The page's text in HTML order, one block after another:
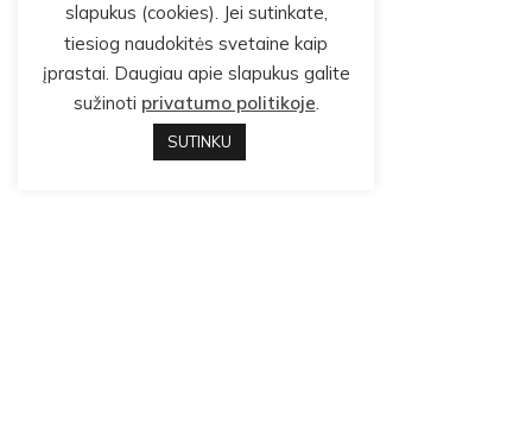
slapukus (cookies). Jei sutinkate,
tiesiog naudokitės svetaine kaip
įprastai. Daugiau apie slapukus galite
sužinoti privatumo politikoje.
SUTINKU